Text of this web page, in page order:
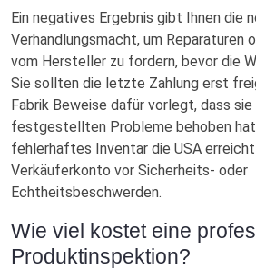
Ein negatives Ergebnis gibt Ihnen die
Verhandlungsmacht, um Reparaturen
vom Hersteller zu fordern, bevor die
Sie sollten die letzte Zahlung erst
Fabrik Beweise dafür vorlegt, dass
festgestellten Probleme behoben
fehlerhaftes Inventar die USA
Verkäuferkonto vor Sicherheits- oder
Echtheitsbeschwerden.
Wie viel kostet eine
Produktinspektion?